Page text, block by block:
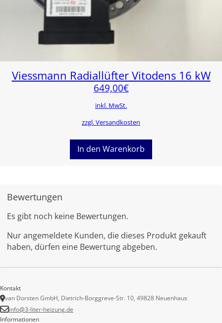
Viessmann Radiallüfter Vitodens 16 kW
649,00€
inkl. MwSt.
zzgl. Versandkosten
In den Warenkorb
Bewertungen
Es gibt noch keine Bewertungen.
Nur angemeldete Kunden, die dieses Produkt gekauft
haben, dürfen eine Bewertung abgeben.
Informationen
Kontakt
van Dorsten GmbH, Dietrich-Borggreve-Str. 10, 49828 Neuenhaus
info@3-liter-heizung.de